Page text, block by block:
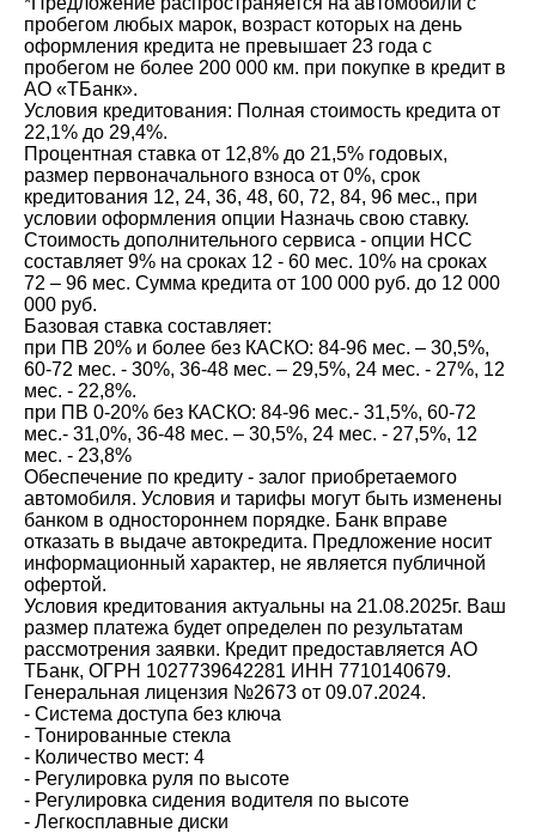
пробегом любых марок, возраст которых на день
оформления кредита не превышает 23 года с
пробегом не более 200 000 км. при покупке в кредит в
АО «ТБанк».
Условия кредитования: Полная стоимость кредита от
22,1% до 29,4%.
Процентная ставка от 12,8% до 21,5% годовых,
размер первоначального взноса от 0%, срок
кредитования 12, 24, 36, 48, 60, 72, 84, 96 мес., при
условии оформления опции Назначь свою ставку.
Стоимость дополнительного сервиса - опции НСС
составляет 9% на сроках 12 - 60 мес. 10% на сроках
72 – 96 мес. Сумма кредита от 100 000 руб. до 12 000
000 руб.
Базовая ставка составляет:
при ПВ 20% и более без КАСКО: 84-96 мес. – 30,5%,
60-72 мес. - 30%, 36-48 мес. – 29,5%, 24 мес. - 27%, 12
мес. - 22,8%.
при ПВ 0-20% без КАСКО: 84-96 мес.- 31,5%, 60-72
мес.- 31,0%, 36-48 мес. – 30,5%, 24 мес. - 27,5%, 12
мес. - 23,8%
Обеспечение по кредиту - залог приобретаемого
автомобиля. Условия и тарифы могут быть изменены
банком в одностороннем порядке. Банк вправе
отказать в выдаче автокредита. Предложение носит
информационный характер, не является публичной
офертой.
Условия кредитования актуальны на 21.08.2025г. Ваш
размер платежа будет определен по результатам
рассмотрения заявки. Кредит предоставляется АО
ТБанк, ОГРН 1027739642281 ИНН 7710140679.
Генеральная лицензия №2673 от 09.07.2024.
- Система доступа без ключа
- Тонированные стекла
- Количество мест: 4
- Регулировка руля по высоте
- Регулировка сидения водителя по высоте
- Легкосплавные диски